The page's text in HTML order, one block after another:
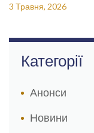
3 Травня, 2026
Категорії
Анонси
Новини